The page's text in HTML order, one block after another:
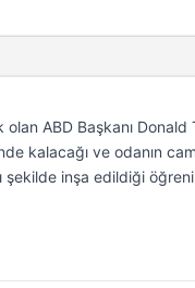
ABD Başkanı Donald
kalacağı ve odanın
şekilde inşa edildiği